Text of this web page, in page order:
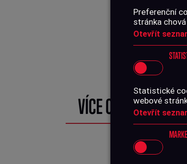
Preferenční
stránka
Otevřít
Statistické
webové
Otevřít
VÍCE O PRODUKTU